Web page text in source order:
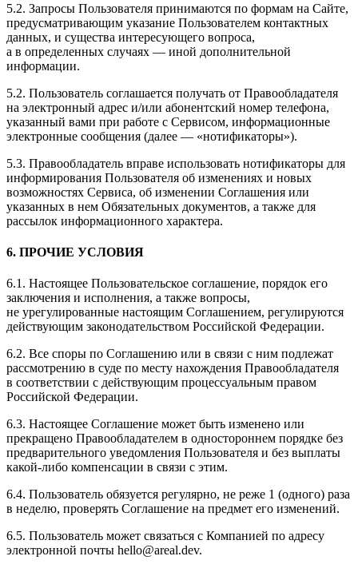
5.2. Запросы Пользователя принимаются по формам на Сайте,
предусматривающим указание Пользователем контактных
данных, и существа интересующего вопроса,
а в определенных случаях — иной дополнительной
информации.
5.2. Пользователь соглашается получать от Правообладателя
на электронный адрес и/или абонентский номер телефона,
указанный вами при работе с Сервисом, информационные
электронные сообщения (далее — «нотификаторы»).
5.3. Правообладатель вправе использовать нотификаторы для
информирования Пользователя об изменениях и новых
возможностях Сервиса, об изменении Соглашения или
указанных в нем Обязательных документов, а также для
рассылок информационного характера.
6. ПРОЧИЕ УСЛОВИЯ
6.1. Настоящее Пользовательское соглашение, порядок его
заключения и исполнения, а также вопросы,
не урегулированные настоящим Соглашением, регулируются
действующим законодательством Российской Федерации.
6.2. Все споры по Соглашению или в связи с ним подлежат
рассмотрению в суде по месту нахождения Правообладателя
в соответствии с действующим процессуальным правом
Российской Федерации.
6.3. Настоящее Соглашение может быть изменено или
прекращено Правообладателем в одностороннем порядке без
предварительного уведомления Пользователя и без выплаты
какой-либо компенсации в связи с этим.
6.4. Пользователь обязуется регулярно, не реже 1 (одного) раза
в неделю, проверять Соглашение на предмет его изменений.
6.5. Пользователь может связаться с Компанией по адресу
электронной почты hello@areal.dev.